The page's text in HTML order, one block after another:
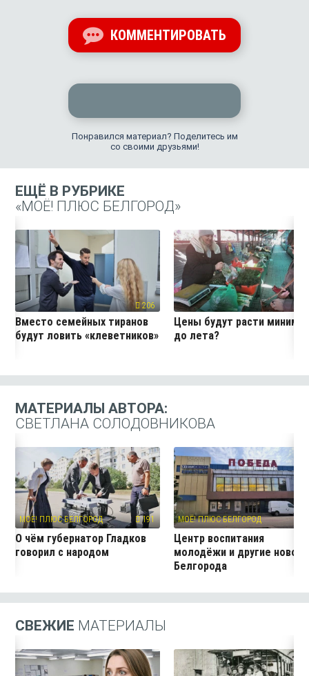
КОММЕНТИРОВАТЬ
Понравился материал? Поделитесь им
со своими друзьями!
ЕЩЁ В РУБРИКЕ
«МОЁ! ПЛЮС БЕЛГОРОД»
206
Вместо семейных тиранов
будут ловить «клеветников»
Цены будут расти
до лета?
МАТЕРИАЛЫ АВТОРА:
СВЕТЛАНА СОЛОДОВНИКОВА
МОЁ! ПЛЮС БЕЛГОРОД 191
О чём губернатор Гладков
говорил с народом
МОЁ! ПЛЮС БЕЛГОРОД
Центр воспитания
молодёжи и другие
Белгорода
СВЕЖИЕ МАТЕРИАЛЫ